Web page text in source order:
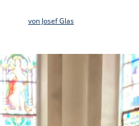
von Josef Glas